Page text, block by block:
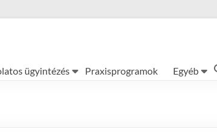
ügyintézés Praxisprogramok Egyéb